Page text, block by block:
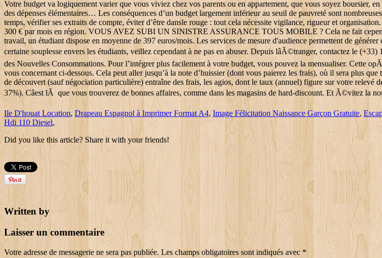
Ile D'houat Location, Drapeau Espagnol à Imprimer Format A4, Image Félicitation Naissance Garçon Gratuite,
Hdi 110 Diesel,
Did you like this article? Share it with your friends!
Written by
Laisser un commentaire
Votre adresse de messagerie ne sera pas publiée. Les champs obligatoires sont indiqués avec *